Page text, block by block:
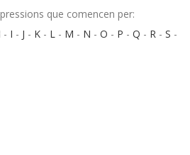
que comencen per:
- I - J - K - L - M - N - O - P - Q - R - S -